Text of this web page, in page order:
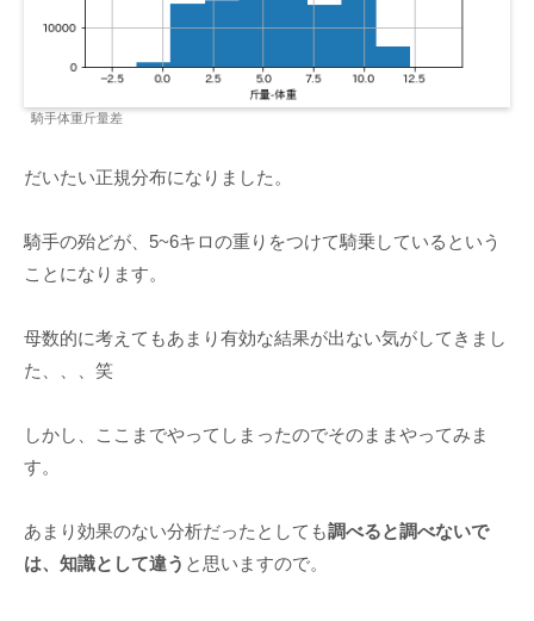
騎手体重斤量差
だいたい正規分布になりました。
騎手の殆どが、5~6キロの重りをつけて騎乗しているという
ことになります。
母数的に考えてもあまり有効な結果が出ない気がしてきまし
た、、、笑
しかし、ここまでやってしまったのでそのままやってみま
す。
あまり効果のない分析だったとしても調べると調べないで
は、知識として違う と思いますので。